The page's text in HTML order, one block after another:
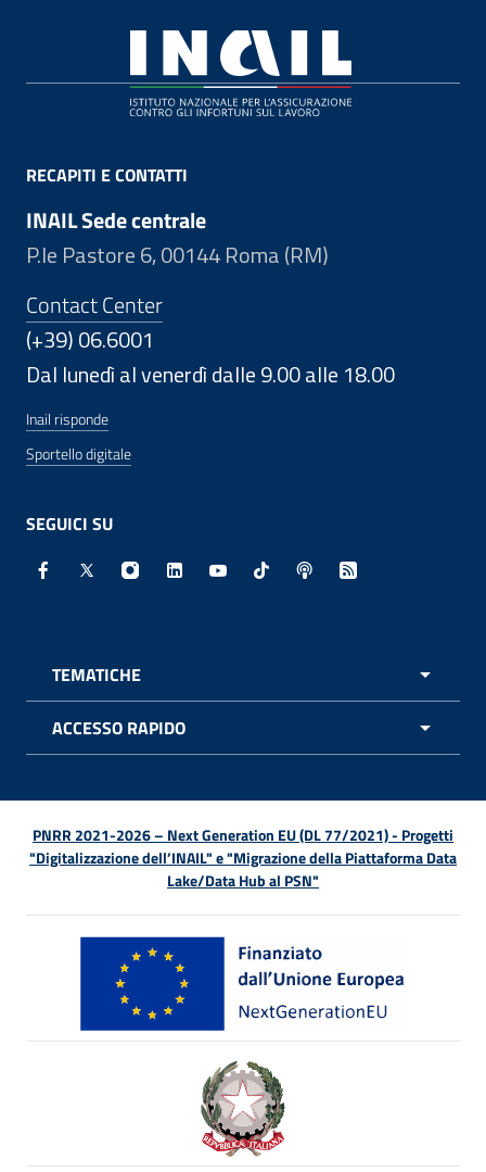
RECAPITI E CONTATTI
INAIL Sede centrale
P.le Pastore 6, 00144 Roma (RM)
Contact Center
(+39) 06.6001
Dal lunedì al venerdì dalle 9.00 alle 18.00
Inail risponde
Sportello digitale
SEGUICI SU
Facebook - Sito esterno - Apertura in nuova finestra
X - Sito esterno - Apertura in nuova finestra
Instagram - Sito esterno - Apertura in
Linkedin - Sito esterno - Apertura in
Youtube - Sito esterno -
TikTok - Sito esterno -
Spreaker - Sito
Feed RSS -
TEMATICHE
ACCESSO RAPIDO
PNRR 2021-2026 – Next Generation EU (DL 77/2021) - Progetti
"Digitalizzazione dell’INAIL" e "Migrazione della Piattaforma Data
Lake/Data Hub al PSN"